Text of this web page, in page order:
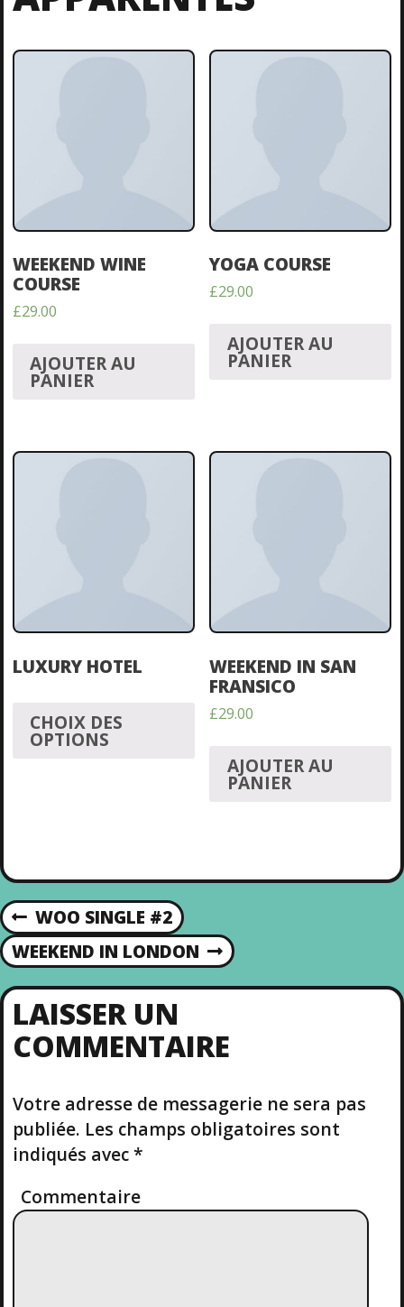
WEEKEND WINE
COURSE
£29.00
AJOUTER AU
PANIER
YOGA COURSE
£29.00
AJOUTER AU
PANIER
LUXURY HOTEL
CHOIX DES
OPTIONS
WEEKEND IN SAN
FRANSICO
£29.00
AJOUTER AU
PANIER
N
A
V
G
A
T
P
R
E
V
I
O
U
S
O
S
T
WOO SINGLE #2
N
E
X
T
P
O
T
WEEKEND IN LONDON
LAISSER UN
COMMENTAIRE
Votre adresse de messagerie ne sera pas
publiée. Les champs obligatoires sont
indiqués avec*
Commentaire